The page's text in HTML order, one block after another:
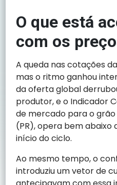
O que está
com os
A queda nas cotações
mas o ritmo ganhou
da oferta global
produtor, e o Indicador
de mercado para o
(PR), opera bem abaixo
início do ciclo.
Ao mesmo tempo, o
introduziu um vetor de